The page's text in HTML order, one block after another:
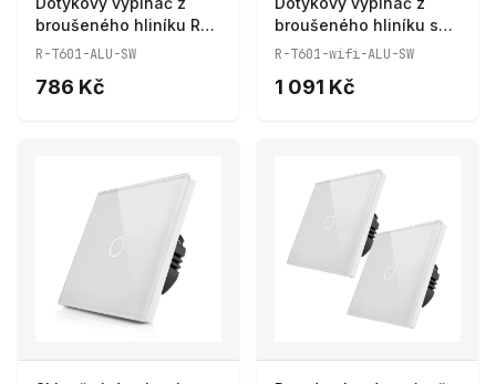
broušeného hliníku R-
T601-ALU-SW
R-T601-ALU-SW
786 Kč
broušeného hliníku s
wifi R-T601-wifi-ALU-
R-T601-wifi-ALU-SW
1 091 Kč